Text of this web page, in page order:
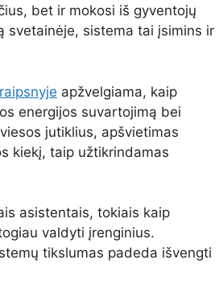
bet ir mokosi iš gyventojų
svetainėje, sistema tai įsimins ir
apžvelgiama, kaip
energijos suvartojimą bei
jutiklius, apšvietimas
kiekį, taip užtikrindamas
asistentais, tokiais kaip
valdyti įrenginius.
tikslumas padeda išvengti